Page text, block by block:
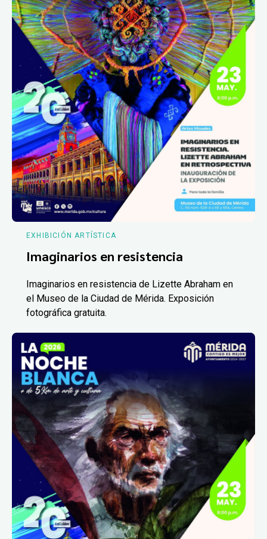
EXHIBICIÓN ARTÍSTICA
Imaginarios en resistencia
Imaginarios en resistencia de Lizette Abraham en
el Museo de la Ciudad de Mérida. Exposición
fotográfica gratuita.